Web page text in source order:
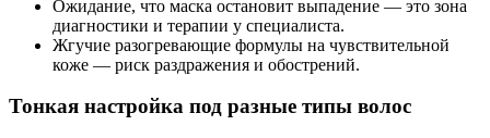
Ожидание, что маска остановит выпадение — это зона
диагностики и терапии у специалиста.
Жгучие разогревающие формулы на чувствительной
коже — риск раздражения и обострений.
Тонкая настройка под разные типы волос